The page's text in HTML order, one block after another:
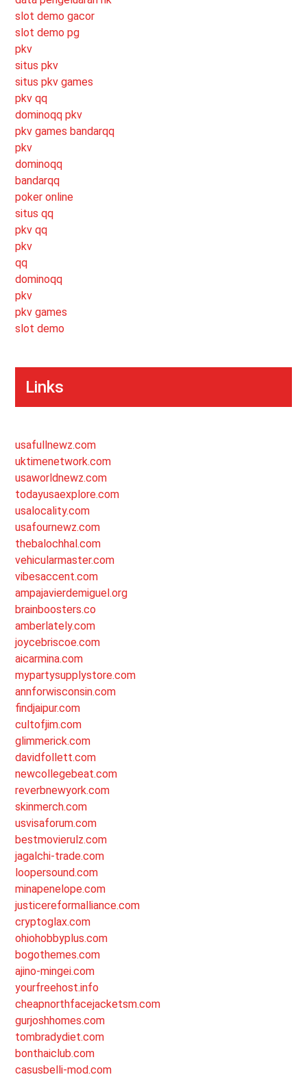
slot demo gacor
slot demo pg
pkv
situs pkv
situs pkv games
pkv qq
dominoqq pkv
pkv games bandarqq
pkv
dominoqq
bandarqq
poker online
situs qq
pkv qq
pkv
qq
dominoqq
pkv
pkv games
slot demo
Links
usafullnewz.com
uktimenetwork.com
usaworldnewz.com
todayusaexplore.com
usalocality.com
usafournewz.com
thebalochhal.com
vehicularmaster.com
vibesaccent.com
ampajavierdemiguel.org
brainboosters.co
amberlately.com
joycebriscoe.com
aicarmina.com
mypartysupplystore.com
annforwisconsin.com
findjaipur.com
cultofjim.com
glimmerick.com
davidfollett.com
newcollegebeat.com
reverbnewyork.com
skinmerch.com
usvisaforum.com
bestmovierulz.com
jagalchi-trade.com
loopersound.com
minapenelope.com
justicereformalliance.com
cryptoglax.com
ohiohobbyplus.com
bogothemes.com
ajino-mingei.com
yourfreehost.info
cheapnorthfacejacketsm.com
gurjoshhomes.com
tombradydiet.com
bonthaiclub.com
casusbelli-mod.com